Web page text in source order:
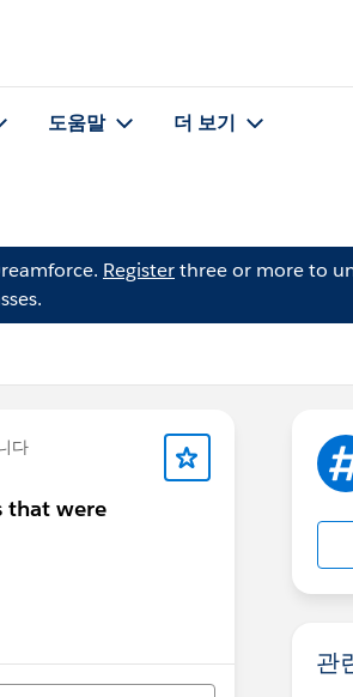
도움말 더 보기
Registerthree or more to
다
that were
관